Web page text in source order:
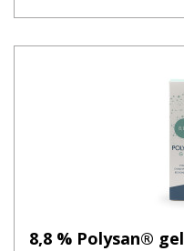
8,8 % Polysan® gel